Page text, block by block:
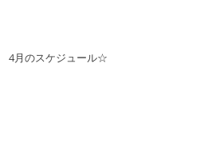
4月のスケジュール☆